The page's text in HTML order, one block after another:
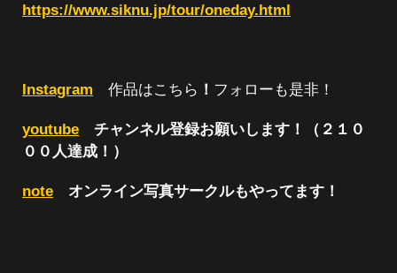
https://www.siknu.jp/tour/oneday.html
Instagram 作品はこちら ！ フォローも是非！
youtube チャンネル登録お願いします！（２１０
００人達成！）
note オンライン写真サークルもやってます！